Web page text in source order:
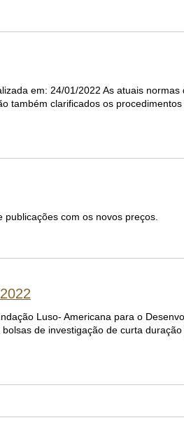
em: 24/01/2022 As atuais
também clarificados os
com os novos preços.
Luso- Americana para o
de investigação de curta